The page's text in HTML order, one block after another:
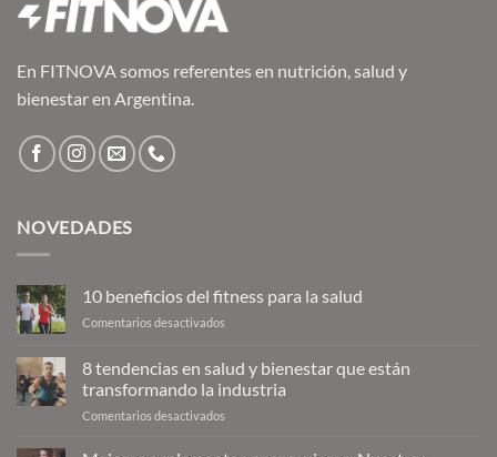
En FITNOVA somos referentes en nutrición, salud y
bienestar en Argentina.
NOVEDADES
10 beneficios del fitness para la salud
Comentarios desactivados
del
fitness
salud
8 tendencias en salud y bienestar que están
transformando la industria
Comentarios desactivados
tendencias